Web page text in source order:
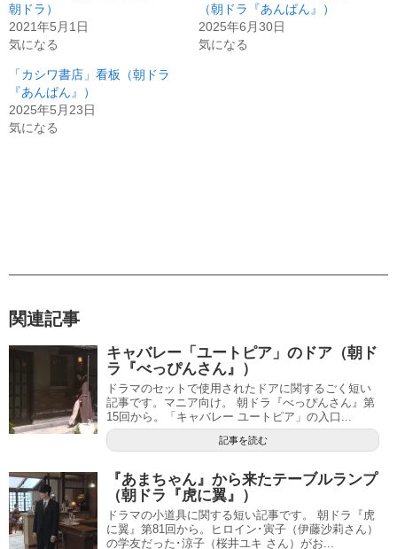
朝ドラ）
2021年5月1日
気になる
（朝ドラ『あんぱん』）
2025年6月30日
気になる
「カシワ書店」看板（朝ドラ
『あんぱん』）
2025年5月23日
気になる
関連記事
キャバレー「ユートピア」のドア（朝ド
ラ『べっぴんさん』）
ドラマのセットで使用されたドアに関するごく短い
記事です。マニア向け。 朝ドラ『べっぴんさん』第
15回から。「キャバレー ユートピア」の入口...
記事を読む
『あまちゃん』から来たテーブルランプ
（朝ドラ『虎に翼』）
ドラマの小道具に関する短い記事です。 朝ドラ『虎
に翼』第81回から。ヒロイン･寅子（伊藤沙莉さん）
の学友だった･涼子（桜井ユキ さん）がお...